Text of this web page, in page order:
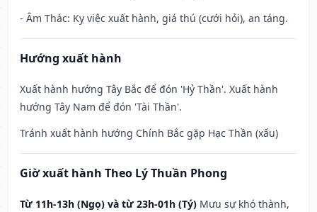
- Âm Thác: Kỵ việc xuất hành, giá thú (cưới hỏi), an táng.
Hướng xuất hành
Xuất hành hướng Tây Bắc để đón 'Hỷ Thần'. Xuất hành
hướng Tây Nam để đón 'Tài Thần'.
Tránh xuất hành hướng Chính Bắc gặp Hạc Thần (xấu)
Giờ xuất hành Theo Lý Thuần Phong
Từ 11h-13h (Ngọ) và từ 23h-01h (Tý) Mưu sự khó thành,